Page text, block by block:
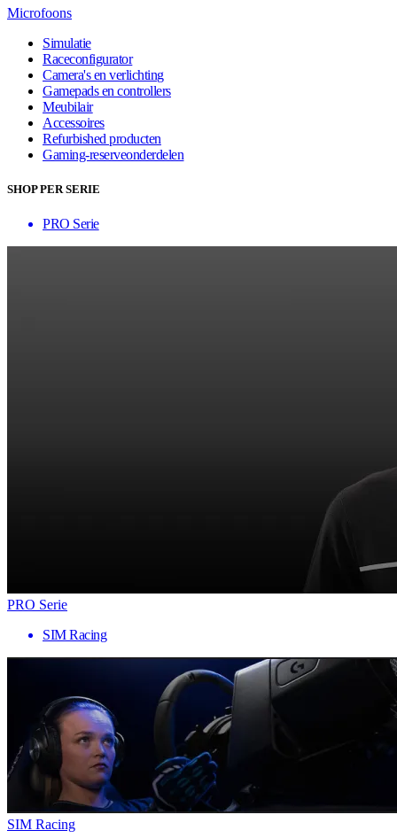
Microfoons
Simulatie
Raceconfigurator
Camera's en verlichting
Gamepads en controllers
Meubilair
Accessoires
Refurbished producten
Gaming-reserveonderdelen
SHOP PER SERIE
PRO Serie
PRO Serie
SIM Racing
SIM Racing